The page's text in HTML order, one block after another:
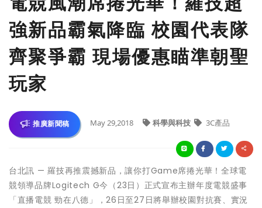
強新品霸氣降臨 校園代表隊
齊聚爭霸 現場優惠瞄準朝聖
玩家
推廣新聞稿 May 29,2018 科學與科技 3C產品
台北訊 — 羅技再推震撼新品，讓你打Game席捲光華！全球電
競領導品牌Logitech G今（23日）正式宣布主辦年度電競盛事
「直播電競 勁在八德」，26日至27日將舉辦校園對抗賽、實況